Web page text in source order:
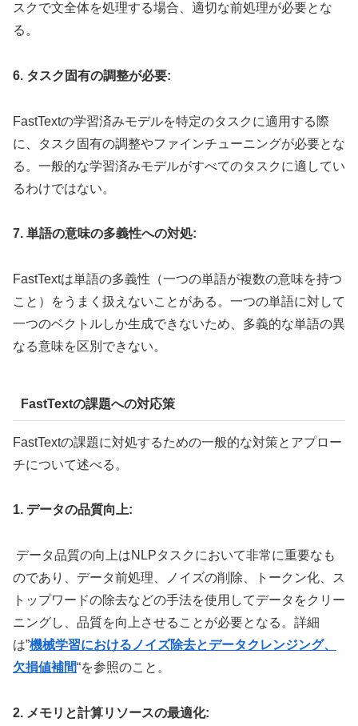
スクで文全体を処理する場合、適切な前処理が必要とな
る。
6. タスク固有の調整が必要:
FastTextの学習済みモデルを特定のタスクに適用する際
に、タスク固有の調整やファインチューニングが必要とな
る。一般的な学習済みモデルがすべてのタスクに適してい
るわけではない。
7. 単語の意味の多義性への対処:
FastTextは単語の多義性（一つの単語が複数の意味を持つ
こと）をうまく扱えないことがある。一つの単語に対して
一つのベクトルしか生成できないため、多義的な単語の異
なる意味を区別できない。
FastTextの課題への対応策
FastTextの課題に対処するための一般的な対策とアプロー
チについて述べる。
1. データの品質向上:
データ品質の向上はNLPタスクにおいて非常に重要なも
のであり、データ前処理、ノイズの削除、トークン化、ス
トップワードの除去などの手法を使用してデータをクリー
ニングし、品質を向上させることが必要となる。詳細
は”機械学習におけるノイズ除去とデータクレンジング、
欠損値補間“を参照のこと。
2. メモリと計算リソースの最適化: